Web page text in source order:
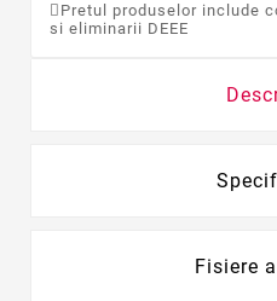
Pretul produselor include
si eliminarii DEEE
Fisiere